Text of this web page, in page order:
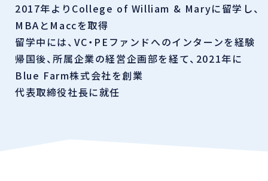
2017年よりCollege of William & Maryに留学し、
MBAとMaccを取得
留学中には、VC・PEファンドへのインターンを経験
帰国後、所属企業の経営企画部を経て、2021年に
Blue Farm株式会社を創業
代表取締役社長に就任